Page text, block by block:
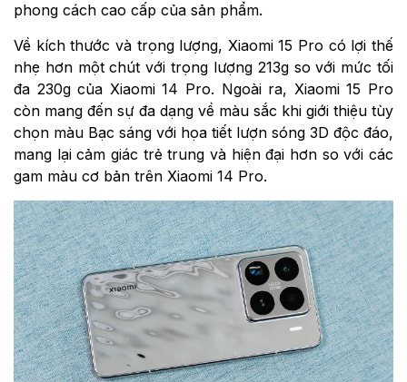
phong cách cao cấp của sản phẩm.
Về kích thước và trọng lượng, Xiaomi 15 Pro có lợi thế
nhẹ hơn một chút với trọng lượng 213g so với mức tối
đa 230g của Xiaomi 14 Pro. Ngoài ra, Xiaomi 15 Pro
còn mang đến sự đa dạng về màu sắc khi giới thiệu tùy
chọn màu Bạc sáng với họa tiết lượn sóng 3D độc đáo,
mang lại cảm giác trẻ trung và hiện đại hơn so với các
gam màu cơ bản trên Xiaomi 14 Pro.